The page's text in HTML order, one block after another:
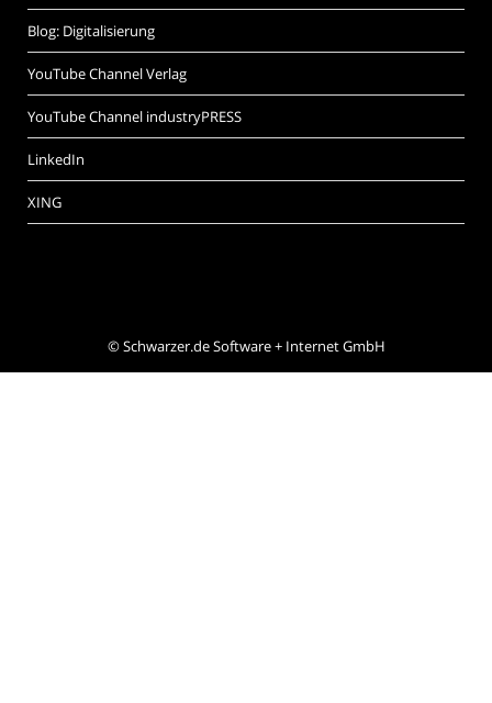
Blog: Digitalisierung
YouTube Channel Verlag
YouTube Channel industryPRESS
LinkedIn
XING
©Schwarzer.de Software + Internet GmbH